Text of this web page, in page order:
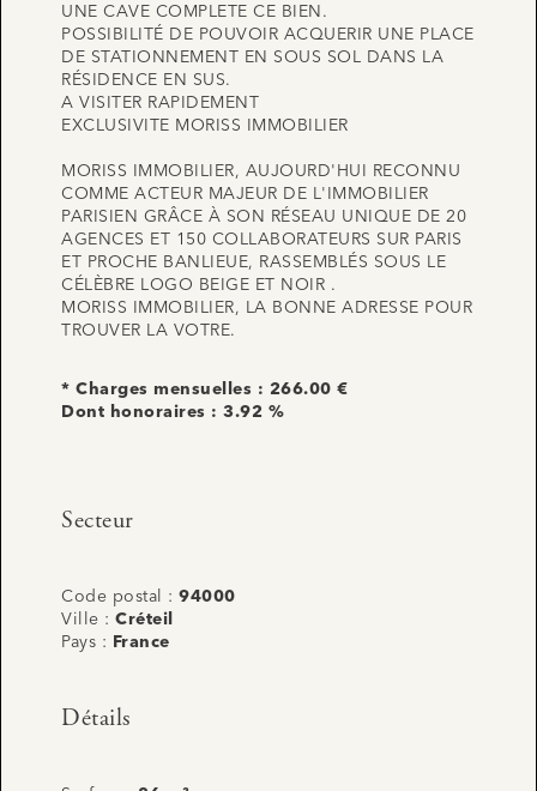
UNE CAVE COMPLETE CE BIEN.
POSSIBILITÉ DE POUVOIR ACQUERIR UNE PLACE
DE STATIONNEMENT EN SOUS SOL DANS LA
RÉSIDENCE EN SUS.
A VISITER RAPIDEMENT
EXCLUSIVITE MORISS IMMOBILIER
MORISS IMMOBILIER, AUJOURD'HUI RECONNU
COMME ACTEUR MAJEUR DE L'IMMOBILIER
PARISIEN GRÂCE À SON RÉSEAU UNIQUE DE 20
AGENCES ET 150 COLLABORATEURS SUR PARIS
ET PROCHE BANLIEUE, RASSEMBLÉS SOUS LE
CÉLÈBRE LOGO BEIGE ET NOIR .
MORISS IMMOBILIER, LA BONNE ADRESSE POUR
TROUVER LA VOTRE.
* Charges mensuelles : 266.00 €
Dont honoraires : 3.92 %
Secteur
Code postal : 94000
Ville : Créteil
Pays :
France
Détails